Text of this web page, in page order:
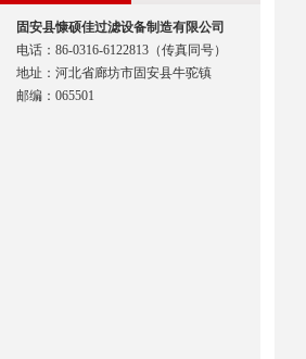
固安县慷硕佳过滤设备制造有限公司
电话：86-0316-6122813（传真同号）
地址：河北省廊坊市固安县牛驼镇
邮编：065501